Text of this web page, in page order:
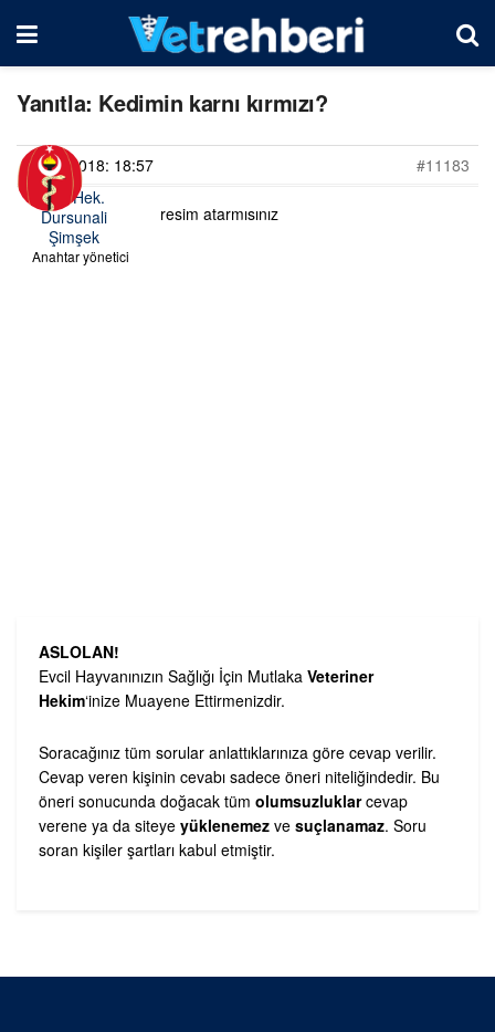
Yanıtla: Kedimin karnı kırmızı?
11/06/2018: 18:57
#11183
Vet. Hek.
Dursunali
Şimşek
Anahtar yönetici
resim atarmısınız
ASLOLAN!
Evcil Hayvanınızın Sağlığı İçin Mutlaka Veteriner
Hekim‘inize Muayene Ettirmenizdir.
Soracağınız tüm sorular anlattıklarınıza göre cevap verilir.
Cevap veren kişinin cevabı sadece öneri niteliğindedir. Bu
öneri sonucunda doğacak tüm olumsuzluklarcevap
verene ya da siteye yüklenemez ve suçlanamaz. Soru
soran kişiler şartları kabul etmiştir.